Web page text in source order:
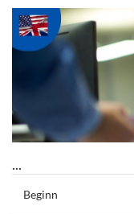
...
Beginn